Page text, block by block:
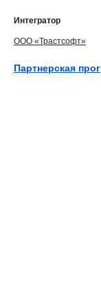
Интегратор
ООО «Трастсофт»
Партнерская